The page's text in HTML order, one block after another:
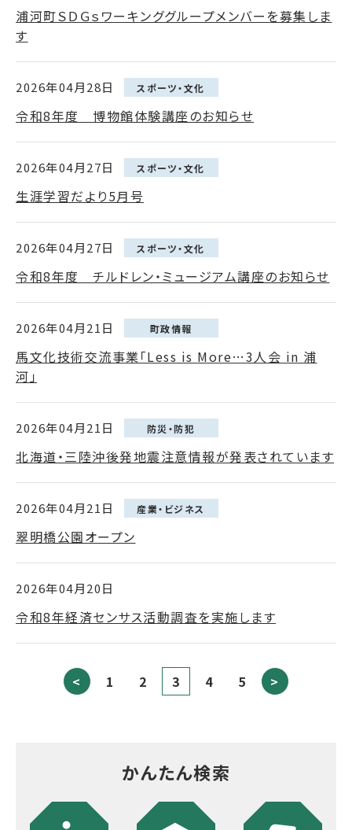
浦河町ＳＤＧｓワーキンググループメンバーを募集しま
す
2026年04月28日 スポーツ・文化
令和8年度 博物館体験講座のお知らせ
2026年04月27日 スポーツ・文化
生涯学習だより5月号
2026年04月27日 スポーツ・文化
令和8年度 チルドレン・ミュージアム講座のお知らせ
2026年04月21日 町政情報
馬文化技術交流事業「Less is More…3人会 in 浦
河」
2026年04月21日 防災・防犯
北海道・三陸沖後発地震注意情報が発表されています
2026年04月21日 産業・ビジネス
翠明橋公園オープン
2026年04月20日
令和8年経済センサス活動調査を実施します
< 1 2 3 4 5 >
かんたん検索